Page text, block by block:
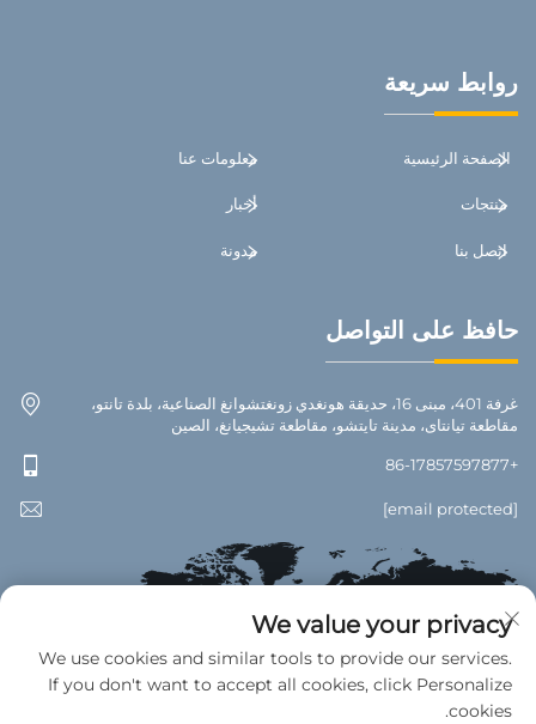
روابط سريعة
الصفحة الرئيسية معلومات عنا
منتجات أخبار
اتصل بنا مدونة
حافظ على التواصل
غرفة 401، مبنى 16، حديقة هونغدي زونغتشوانغ الصناعية، بلدة تانتو،
مقاطعة تيانتاى، مدينة تايتشو، مقاطعة تشيجيانغ، الصين
+86-17857597877
[email protected]
We value your privacy
We use cookies and similar tools to provide our services.
If you don't want to accept all cookies, click Personalize
cookies.